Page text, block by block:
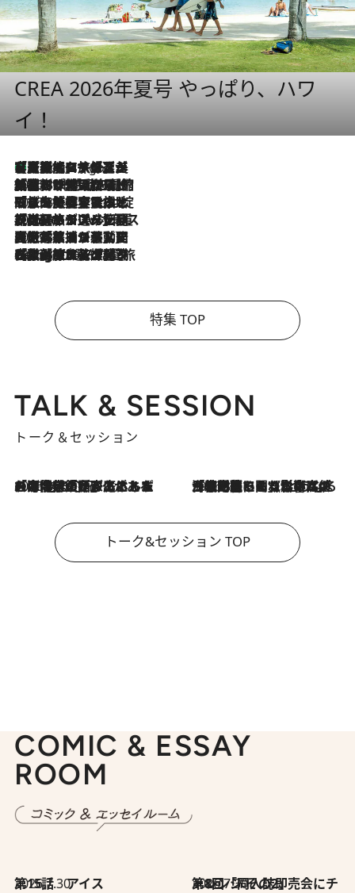
CREA 2026年夏号 やっぱり、ハワ
イ！
7 Hours Ago
【厳選旅コスメ】「多機能アイテムがメイン！」旅好き美容エディターが選んだ夏旅ベストコスメを発表【Mサイズジップ】
2026.8.6
「荷物が増えるほど旅ストレスは増す」美容ジャーナリストがたどり着いた最終結論。“化粧品を劇的に減らす”感動の凝縮美容とは
2026.8.6
「旅先には金髪ウィッグを持参」日本と同じメイクでは損してる!? 美容ジャーナリストが提案する“掟破りの旅美容”とは
2026.8.6
【厳選旅コスメ】「身軽さ＆UV対策重視！」ヘアアーティストshucoが選んだ夏旅ベストコスメを発表【Mサイズジップ】
2026.8.5
【厳選旅コスメ】国内をあちこち移動する河井菜摘が選んだ夏旅ベストコスメ発表！「リラックスアイテムはマスト」【Mサイズジップ】
2026.8.4
【厳選旅コスメ】「紫外線＆乾燥対策しながらメイク感も！」ヘア＆メイクGeorgeが選んだ夏旅ベストコスメを発表！【Mサイズジップ】
特集 TOP
TALK & SESSION
トーク＆セッション
2026.8.3
「今後値上げがあるとすれば…」「リスクがあるのは今年の冬」エネルギー専門家が語る、ホルムズ海峡封鎖が家庭にもたらす“ある心配” 2026.8.3
「住宅建てられない…」「サーチャージ料の高値が続いている」ホルムズ海峡封鎖による影響はいつまで続く？《エネルギー専門家に聞く“どうなる日本の暮らし”》
トーク&セッション TOP
COMIC & ESSAY
ROOM
2026.7.30
第15話 アイス 2026.7.30
第8回「同人誌即売会にチャレンジ その2」